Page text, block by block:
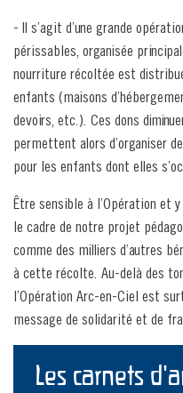
- Il s’agit d’une grande
périssables, organisée
nourriture récoltée est
enfants (maisons
devoirs, etc.). Ces dons
permettent alors d’organiser
pour les enfants dont elles
Être sensible à l’Opération et
le cadre de notre projet
comme des milliers d’autres
à cette récolte. Au-delà des
l’Opération Arc-en-Ciel est
message de solidarité et de
Les carnets